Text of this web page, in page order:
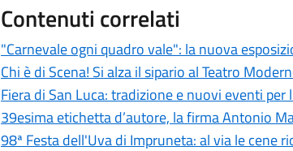
Contenuti correlati
"Carnevale ogni quadro vale": la nuova
Chi è di Scena! Si alza il sipario al Teatro
Fiera di San Luca: tradizione e nuovi eventi
39esima etichetta d’autore, la firma Antonio
98ª Festa dell'Uva di Impruneta: al via le cene